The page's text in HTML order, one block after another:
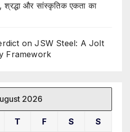
श्रद्धा और सांस्कृतिक एकता का
on JSW Steel: A Jolt
Framework
2026
T F S S